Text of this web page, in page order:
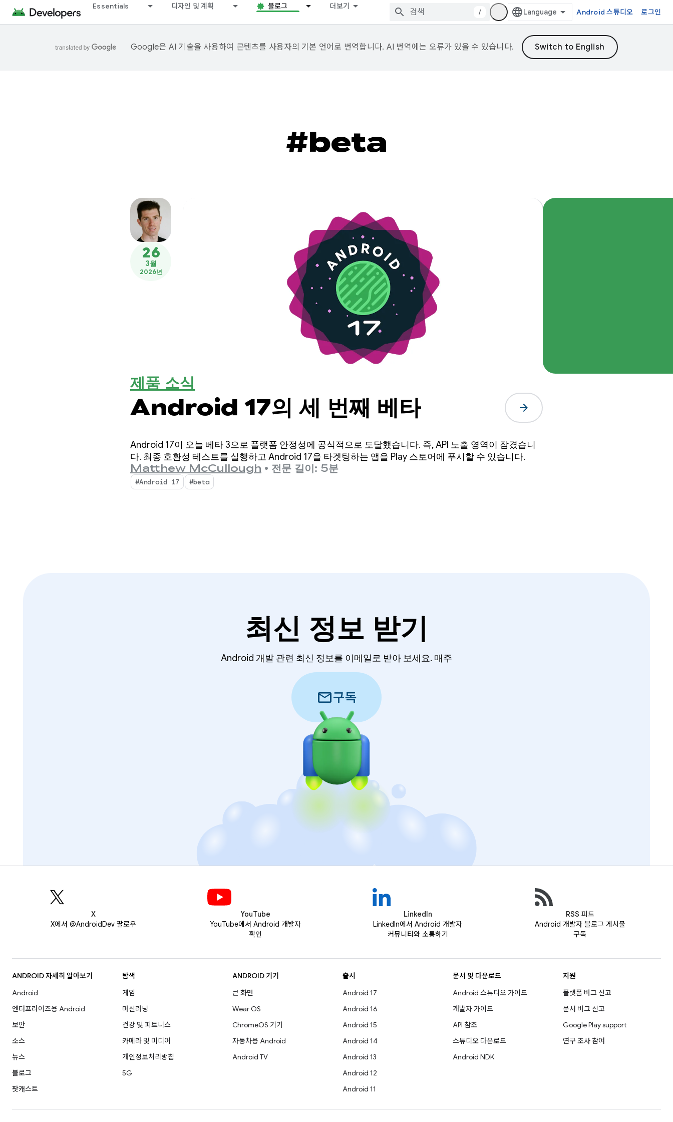
Essentials 디자인 및 계획 블로그 더보기
/ Android 스튜디오 로그인
Google은 AI 기술을 사용하여 콘텐츠를 사용자의 기본 언어로 번역합니다. AI 번역에는 오류가 있을 수 있습니다.
#beta
26
3월
2026년
제품 소식
Android 17의 세 번째 베타 arrow_forward
Android 17이 오늘 베타 3으로 플랫폼 안정성에 공식적으로 도달했습니다. 즉, API 노출 영역이 잠겼습니
다. 최종 호환성 테스트를 실행하고 Android 17을 타겟팅하는 앱을 Play 스토어에 푸시할 수 있습니다.
Matthew McCullough • 전문 길이: 5분
#Android 17 #beta
최신 정보 받기
Android 개발 관련 최신 정보를 이메일로 받아 보세요. 매주
mail구독
X
X에서 @AndroidDev 팔로우
YouTube
YouTube에서 Android 개발자
확인
LinkedIn
LinkedIn에서 Android 개발자
커뮤니티와 소통하기
RSS 피드
Android 개발자 블로그 게시물
구독
ANDROID 자세히 알아보기
Android
엔터프라이즈용 Android
보안
소스
뉴스
블로그
팟캐스트
탐색
게임
머신러닝
건강 및 피트니스
카메라 및 미디어
개인정보처리방침
5G
ANDROID 기기
큰 화면
Wear OS
ChromeOS 기기
자동차용 Android
Android TV
출시
Android 17
Android 16
Android 15
Android 14
Android 13
Android 12
Android 11
문서 및 다운로드
Android 스튜디오 가이드
개발자 가이드
API 참조
스튜디오 다운로드
Android NDK
지원
플랫폼 버그 신고
문서 버그 신고
Google Play support
연구 조사 참여